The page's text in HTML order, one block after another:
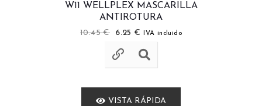
W11 WELLPLEX MASCARILLA
ANTIROTURA
10.45€ 6.25 € IVA incluido
VISTA RÁPIDA